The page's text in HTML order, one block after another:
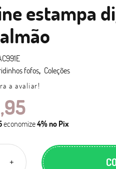
estampa
fofos Coleções
a avaliar!
economize4%no Pix